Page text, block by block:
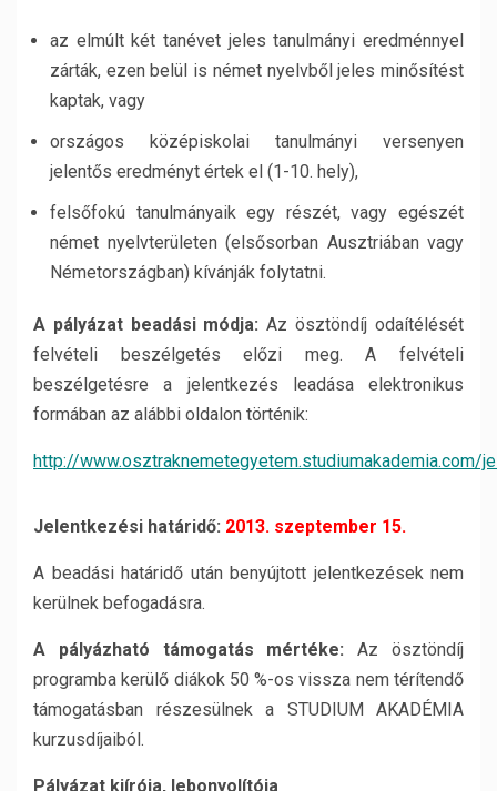
az elmúlt két tanévet jeles tanulmányi eredménnyel
zárták, ezen belül is német nyelvből jeles minősítést
kaptak, vagy
országos középiskolai tanulmányi versenyen
jelentős eredményt értek el (1-10. hely),
felsőfokú tanulmányaik egy részét, vagy egészét
német nyelvterületen (elsősorban Ausztriában vagy
Németországban) kívánják folytatni.
A pályázat beadási módja:Az ösztöndíj odaítélését
felvételi beszélgetés előzi meg. A felvételi
beszélgetésre a jelentkezés leadása elektronikus
formában az alábbi oldalon történik:
http://www.osztraknemetegyetem.studiumakademia.com/
Jelentkezési határidő: 2013. szeptember 15.
A beadási határidő után benyújtott jelentkezések nem
kerülnek befogadásra.
A pályázható támogatás mértéke:Az ösztöndíj
programba kerülő diákok 50 %-os vissza nem térítendő
támogatásban részesülnek a STUDIUM AKADÉMIA
kurzusdíjaiból.
Pályázat kiírója, lebonyolítója